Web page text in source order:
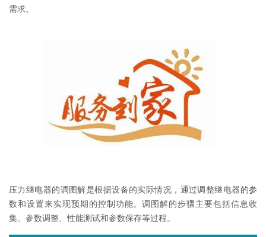
需求。
压力继电器的调图解是根据设备的实际情况，通过调整继电器的参
数和设置来实现预期的控制功能。调图解的步骤主要包括信息收
集、参数调整、性能测试和参数保存等过程。